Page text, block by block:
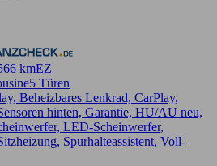
kmEZ
5 Türen
Beheizbares Lenkrad, CarPlay,
hinten, Garantie, HU/AU neu,
LED-Scheinwerfer,
Spurhalteassistent, Voll-